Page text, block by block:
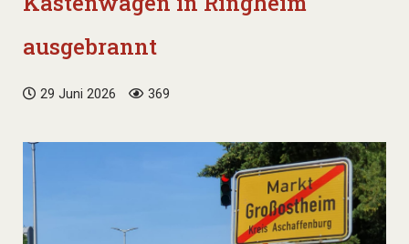
ausgebrannt
29 Juni 2026 369